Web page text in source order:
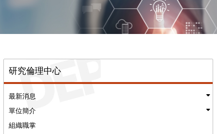
研究倫理中心
最新消息
單位簡介
組織職掌